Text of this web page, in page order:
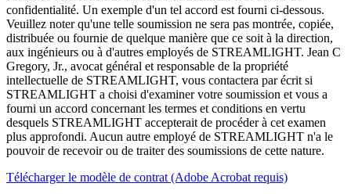
confidentialité. Un exemple d'un tel accord est fourni ci-dessous.
Veuillez noter qu'une telle soumission ne sera pas montrée, copiée,
distribuée ou fournie de quelque manière que ce soit à la direction,
aux ingénieurs ou à d'autres employés de STREAMLIGHT. Jean C
Gregory, Jr., avocat général et responsable de la propriété
intellectuelle de STREAMLIGHT, vous contactera par écrit si
STREAMLIGHT a choisi d'examiner votre soumission et vous a
fourni un accord concernant les termes et conditions en vertu
desquels STREAMLIGHT accepterait de procéder à cet examen
plus approfondi. Aucun autre employé de STREAMLIGHT n'a le
pouvoir de recevoir ou de traiter des soumissions de cette nature.
Télécharger le modèle de contrat (Adobe Acrobat requis)